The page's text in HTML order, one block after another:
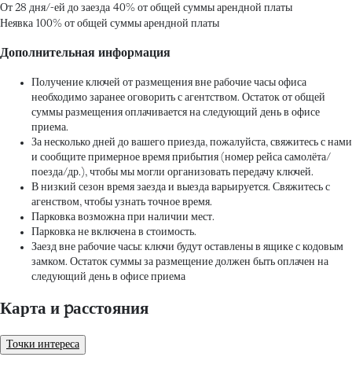
От 28 дня/-ей до заезда 40% от общей суммы арендной платы
Неявка 100% от общей суммы арендной платы
Дополнительная информация
Получение ключей от размещения вне рабочие часы офиса
необходимо заранее оговорить с агентством. Остаток от общей
суммы размещения оплачивается на следующий день в офисе
приема.
За несколько дней до вашего приезда, пожалуйста, свяжитесь с нами
и сообщите примерное время прибытия (номер рейса самолёта/
поезда/др.), чтобы мы могли организовать передачу ключей.
В низкий сезон время заезда и выезда варьируется. Свяжитесь с
агенством, чтобы узнать точное время.
Парковка возможна при наличии мест.
Парковка не включена в стоимость.
Заезд вне рабочие часы: ключи будут оставлены в ящике с кодовым
замком. Остаток суммы за размещение должен быть оплачен на
следующий день в офисе приема
Карта и pасстояния
Точки интереса